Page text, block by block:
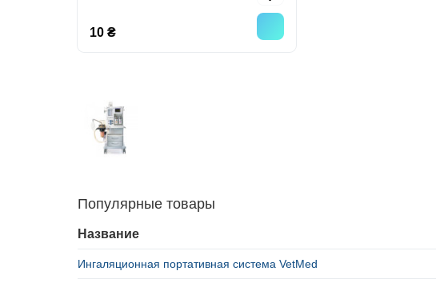
10 ₴
Популярные товары
Название
Ингаляционная портативная система VetMed